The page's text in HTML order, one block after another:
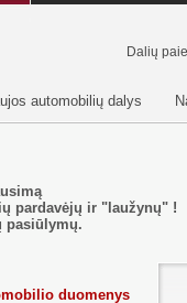
Dalių
automobilių dalys
pardavėjų ir "laužynų" !
pasiūlymų.
duomenys